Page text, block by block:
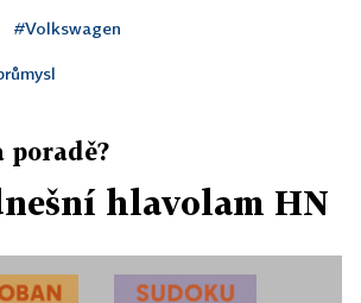
#Volkswagen
poradě?
hlavolam HN